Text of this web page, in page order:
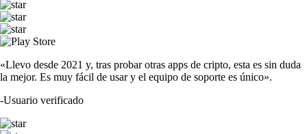
«Llevo desde 2021 y, tras probar otras apps de cripto, esta es sin duda
la mejor. Es muy fácil de usar y el equipo de soporte es único».
-Usuario verificado